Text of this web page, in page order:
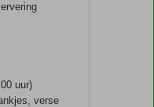
uur)
verse